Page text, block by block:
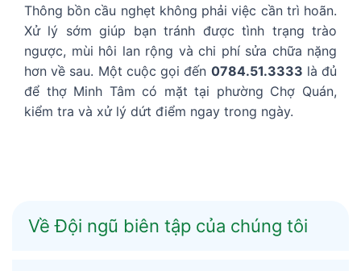
Thông bồn cầu nghẹt không phải việc cần trì hoãn.
Xử lý sớm giúp bạn tránh được tình trạng trào
ngược, mùi hôi lan rộng và chi phí sửa chữa nặng
hơn về sau. Một cuộc gọi đến 0784.51.3333 là đủ
để thợ Minh Tâm có mặt tại phường Chợ Quán,
kiểm tra và xử lý dứt điểm ngay trong ngày.
Về Đội ngũ biên tập của chúng tôi